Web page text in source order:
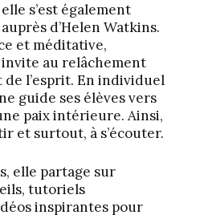
s’est également
d’Helen Watkins.
et méditative,
invite au relâchement
l’esprit. En individuel
guide ses élèves vers
paix intérieure. Ainsi,
et surtout, à s’écouter.
elle partage sur
tutoriels
inspirantes pour